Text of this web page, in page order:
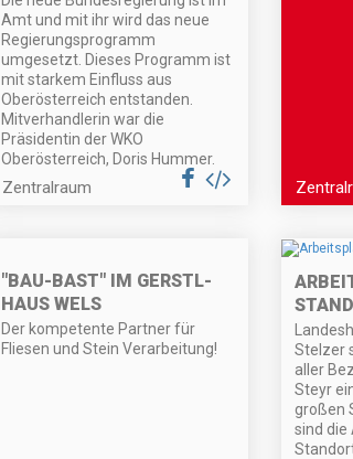
Amt und mit ihr wird das neue
Regierungsprogramm
umgesetzt. Dieses Programm ist
mit starkem Einfluss aus
Oberösterreich entstanden.
Mitverhandlerin war die
Präsidentin der WKO
Oberösterreich, Doris Hummer.
Zentralraum
"BAU-BAST" IM GERSTL-
HAUS WELS
Der kompetente Partner für
Fliesen und Stein Verarbeitung!
Stelzer
aller
Steyr
großen
sind die